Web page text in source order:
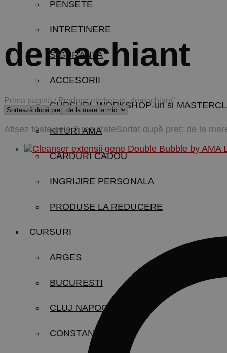
PENSETE
INTRETINERE
SIGURANTA
ACCESORII
CURSURI, WORKSHOP-uri si
KITURI AMA
CARDURI CADOU
INGRIJIRE PERSONALA
PRODUSE LA REDUCERE
CURSURI
ARGES
BUCURESTI
CLUJ NAPOCA
CONSTANTA
demachiant
Prima pagină /Produse etichetate „demachiant”
Afișez toate cele 2 rezultateSortat după preț: de la